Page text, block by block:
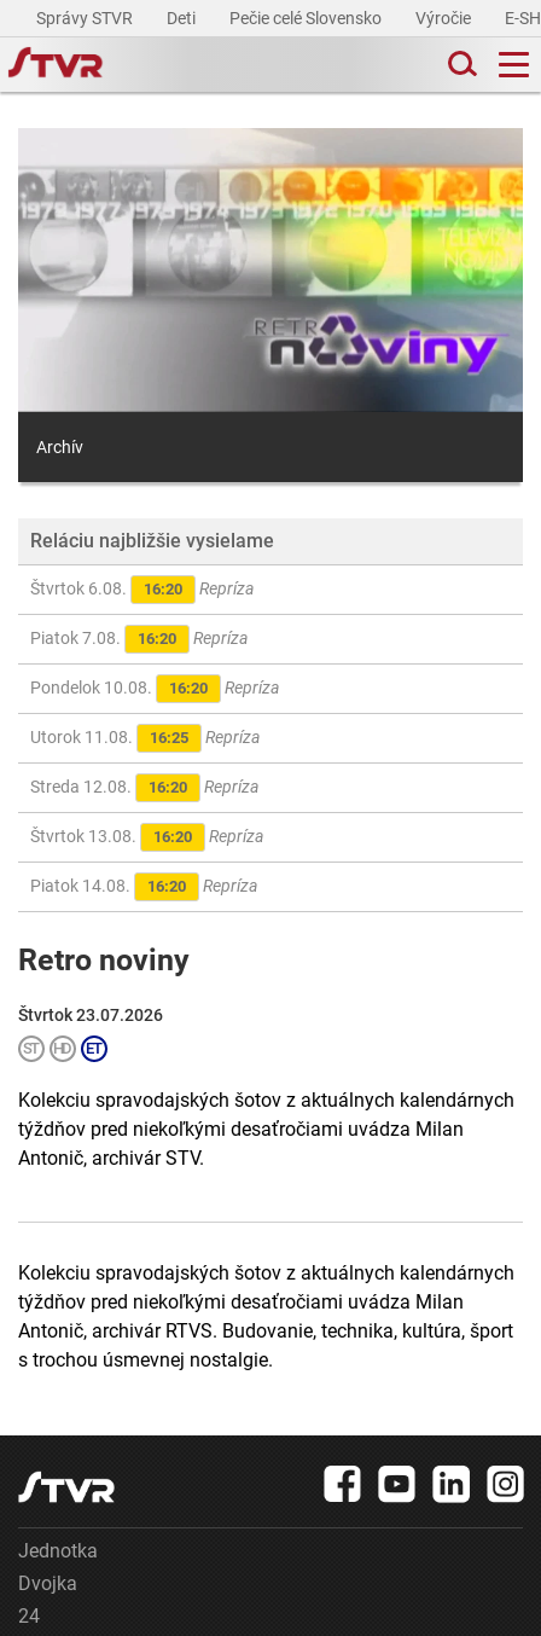
Správy STVR Deti Pečie celé Slovensko Výročie E-
Archív
Reláciu najbližšie vysielame
Štvrtok 6.08. 16:20 Repríza
Piatok 7.08. 16:20 Repríza
Pondelok 10.08. 16:20 Repríza
Utorok 11.08. 16:25 Repríza
Streda 12.08. 16:20 Repríza
Štvrtok 13.08. 16:20 Repríza
Piatok 14.08. 16:20 Repríza
Retro noviny
Štvrtok 23.07.2026
Kolekciu spravodajských šotov z aktuálnych kalendárnych
týždňov pred niekoľkými desaťročiami uvádza Milan
Antonič, archivár STV.
Kolekciu spravodajských šotov z aktuálnych kalendárnych
týždňov pred niekoľkými desaťročiami uvádza Milan
Antonič, archivár RTVS. Budovanie, technika, kultúra, šport
s trochou úsmevnej nostalgie.
Jednotka
Dvojka
24